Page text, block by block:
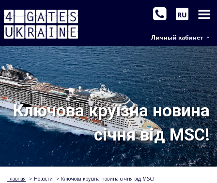
Личный кабинет
RU
Ключова круїзна новина
січня від MSC!
Главная > Новости > Ключова круїзна новина січня від MSC!